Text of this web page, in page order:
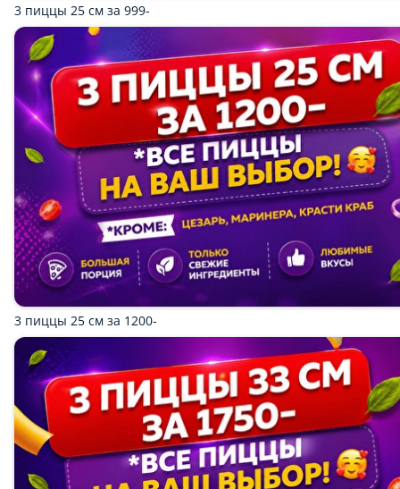
Салаты
Супы
Постное